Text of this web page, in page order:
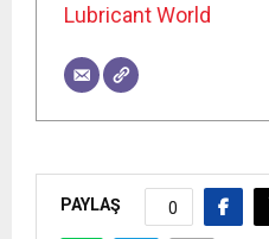
Lubricant World
PAYLAŞ 0